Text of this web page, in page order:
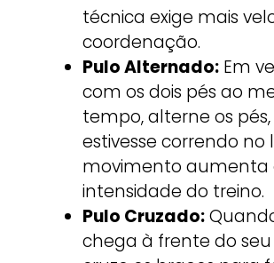
técnica exige mais
coordenação.
Pulo Alternado:Em
com os dois pés ao
tempo, alterne os
estivesse correndo no
movimento aumenta
intensidade do treino.
Pulo Cruzado:
chega à frente do seu